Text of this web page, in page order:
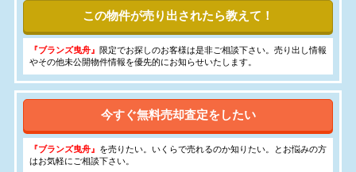
この物件が売り出されたら教えて！
『ブランズ曳舟』
限定でお探しのお客様は是非ご相談下さい。売り出し情報
やその他未公開物件情報を優先的にお知らせいたします。
今すぐ無料売却査定をしたい
『ブランズ曳舟』 を売りたい。いくらで売れるのか知りたい。とお悩みの方
はお気軽にご相談下さい。